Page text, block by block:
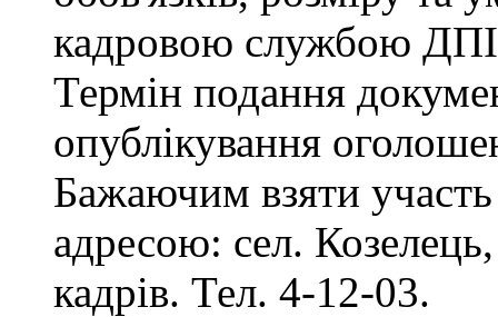
кадровою службою
Термін подання
опублікування
Бажаючим взяти участь
адресою: сел.
кадрів. Тел. 4-12-03.